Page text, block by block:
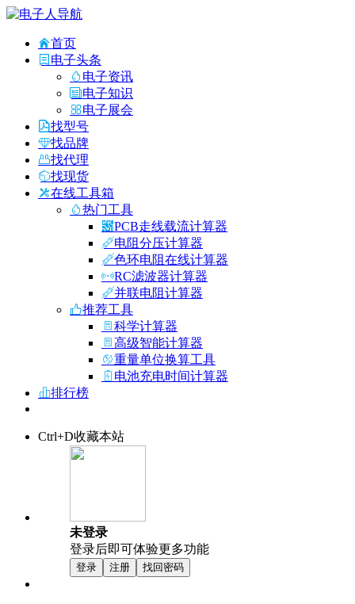
首页
电子头条
电子资讯
电子知识
电子展会
找型号
找品牌
找代理
找现货
在线工具箱
热门工具
PCB走线载流计算器
电阻分压计算器
色环电阻在线计算器
RC滤波器计算器
并联电阻计算器
推荐工具
科学计算器
高级智能计算器
重量单位换算工具
电池充电时间计算器
排行榜
Ctrl+D收藏本站
未登录
登录后即可体验更多功能
登录 注册 找回密码